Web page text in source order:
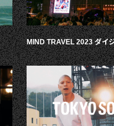
MIND TRAVEL 2023 ダイ